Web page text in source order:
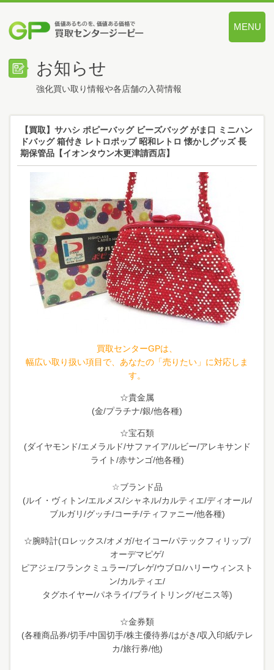
MENU
お知らせ
強化買い取り情報や各店舗の入荷情報
【買取】サハシ ポピーバッグ ビーズバッグ がま口 ミニハン
ドバッグ 箱付き レトロポップ 昭和レトロ 懐かしグッズ 長
期保管品【イオンタウン木更津請西店】
買取センターGPは、
幅広い取り扱い項目で、あなたの「売りたい」に対応しま
す。
☆貴金属
(金/プラチナ/銀/他各種)
☆宝石類
(ダイヤモンド/エメラルド/サファイア/ルビー/アレキサンド
ライト/赤サンゴ/他各種)
☆ブランド品
(ルイ・ヴィトン/エルメス/シャネル/カルティエ/ディオール/
ブルガリ/グッチ/コーチ/ティファニー/他各種)
☆腕時計(ロレックス/オメガ/セイコー/パテックフィリップ/
オーデマピゲ/
ピアジェ/フランクミュラー/ブレゲ/ウブロ/ハリーウィンスト
ン/カルティエ/
タグホイヤー/パネライ/ブライトリング/ゼニス等)
☆金券類
(各種商品券/切手/中国切手/株主優待券/はがき/収入印紙/テレ
カ/旅行券/他)